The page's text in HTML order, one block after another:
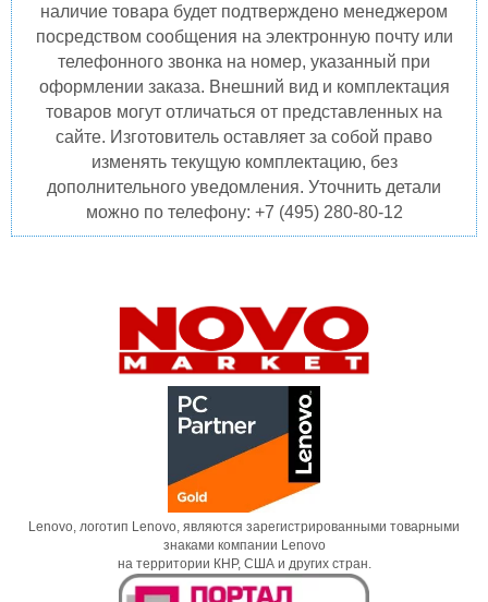
наличие товара будет подтверждено менеджером
посредством сообщения на электронную почту или
телефонного звонка на номер, указанный при
оформлении заказа. Внешний вид и комплектация
товаров могут отличаться от представленных на
сайте. Изготовитель оставляет за собой право
изменять текущую комплектацию, без
дополнительного уведомления. Уточнить детали
можно по телефону: +7 (495) 280-80-12
Lenovo, логотип Lenovo, являются зарегистрированными товарными
знаками компании Lenovo
на территории КНР, США и других стран.